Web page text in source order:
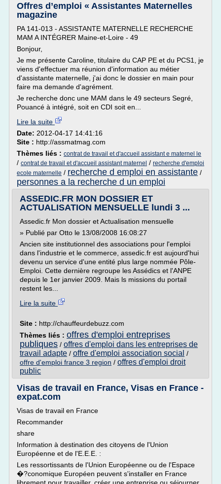
Offres d’emploi « Assistantes Maternelles
magazine
PA 141-013 - ASSISTANTE MATERNELLE RECHERCHE
MAM A INTÉGRER Maine-et-Loire - 49
Bonjour,
Je me présente Caroline, titulaire du CAP PE et du PCS1, je
viens d'effectuer ma réunion d'information au métier
d'assistante maternelle, j'ai donc le dossier en main pour
faire ma demande d'agrément.
Je recherche donc une MAM dans le 49 secteurs Segré,
Pouancé à intégré, soit en CDI soit en...
Lire la suite
Date: 2012-04-17 14:41:16
Site : http://assmatmag.com
Thèmes liés : contrat de travail et d'accueil assistant e maternel le
/ contrat de travail et d'accueil assistant maternel / recherche d'emploi
ecole maternelle / recherche d emploi en assistante /
personnes a la recherche d un emploi
ASSEDIC.FR MON DOSSIER ET
ACTUALISATION MENSUELLE lundi 3 ...
Assedic.fr Mon dossier et Actualisation mensuelle
» Publié par Otto le 13/08/2008 16:08:27
Ancien site institutionnel des associations pour l'emploi
dans l'industrie et le commerce, assedic.fr est aujourd'hui
devenu un service d'une entité plus large nommée Pôle-
Emploi. Cette dernière regroupe les Assédics et l'ANPE
depuis le 1er janvier 2009. Mais ls missions du portail
restent les...
Lire la suite
Site : http://chauffeurdebuzz.com
Thèmes liés : offres d'emploi entreprises
publiques / offres d'emploi dans les entreprises de
travail adapte / offre d'emploi association social /
offre d'emploi france 3 region / offres d'emploi droit
public
Visas de travail en France, Visas en France -
expat.com
Visas de travail en France
Recommander
share
Information à destination des citoyens de l'Union
Européenne et de l'E.E.E. :
Les ressortissants de l'Union Européenne ou de l'Espace
�?conomique Européen peuvent s'installer en France